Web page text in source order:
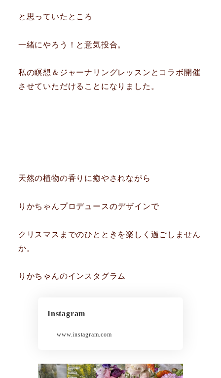
と思っていたところ
一緒にやろう！と意気投合。
私の瞑想＆ジャーナリングレッスンとコラボ開催
させていただけることになりました。
天然の植物の香りに癒やされながら
りかちゃんプロデュースのデザインで
クリスマスまでのひとときを楽しく過ごしません
か。
りかちゃんのインスタグラム
Instagram
www.instagram.com